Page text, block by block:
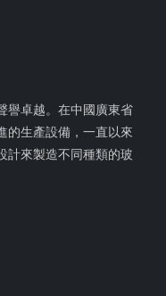
譽卓越。在中國廣東省
的生產設備，一直以來
計來製造不同種類的玻